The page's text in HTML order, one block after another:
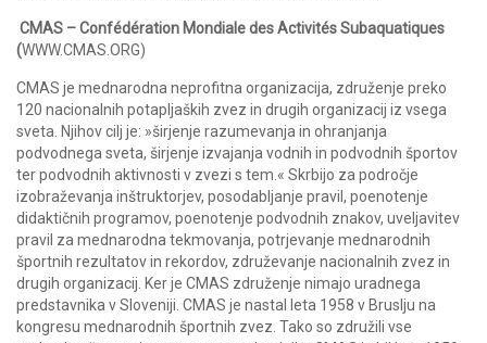
CMAS – Confédération Mondiale des Activités Subaquatiques
(WWW.CMAS.ORG)
CMAS je mednarodna neprofitna organizacija, združenje preko
120 nacionalnih potapljaških zvez in drugih organizacij iz vsega
sveta. Njihov cilj je: »širjenje razumevanja in ohranjanja
podvodnega sveta, širjenje izvajanja vodnih in podvodnih športov
ter podvodnih aktivnosti v zvezi s tem.« Skrbijo za področje
izobraževanja inštruktorjev, posodabljanje pravil, poenotenje
didaktičnih programov, poenotenje podvodnih znakov, uveljavitev
pravil za mednarodna tekmovanja, potrjevanje mednarodnih
športnih rezultatov in rekordov, združevanje nacionalnih zvez in
drugih organizacij. Ker je CMAS združenje nimajo uradnega
predstavnika v Sloveniji. CMAS je nastal leta 1958 v Bruslju na
kongresu mednarodnih športnih zvez. Tako so združili vse